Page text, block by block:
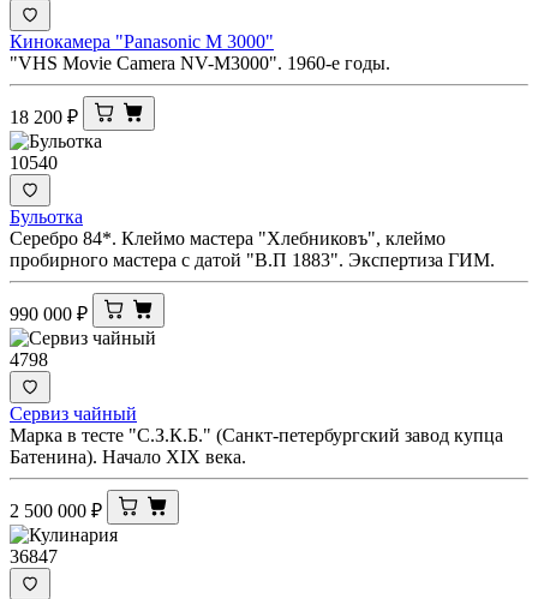
Кинокамера "Panasonic M 3000"
"VHS Movie Camera NV-M3000". 1960-е годы.
18 200 ₽
10540
Бульотка
Серебро 84*. Клеймо мастера "Хлебниковъ", клеймо
пробирного мастера с датой "В.П 1883". Экспертиза ГИМ.
990 000 ₽
4798
Сервиз чайный
Марка в тесте "С.З.К.Б." (Санкт-петербургский завод купца
Батенина). Начало XIX века.
2 500 000 ₽
36847